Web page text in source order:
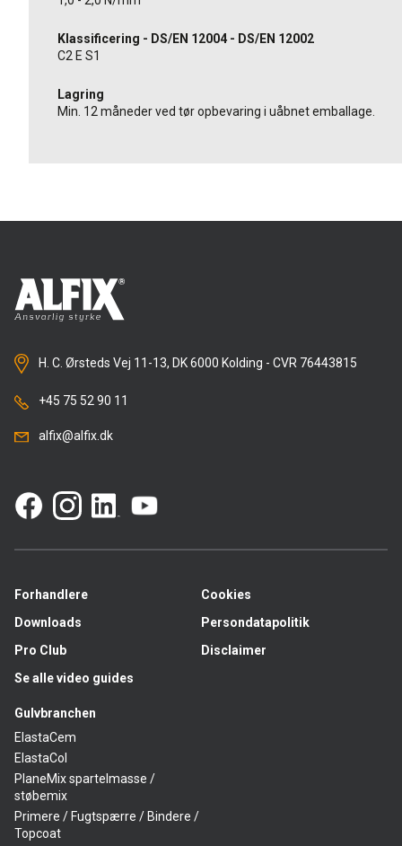
Klassificering - DS/EN 12004 - DS/EN 12002
C2 E S1
Lagring
Min. 12 måneder ved tør opbevaring i uåbnet emballage.
H. C. Ørsteds Vej 11-13, DK 6000 Kolding - CVR 76443815
+45 75 52 90 11
alfix@alfix.dk
Forhandlere
Downloads
Pro Club
Se alle video guides
Gulvbranchen
ElastaCem
ElastaCol
PlaneMix spartelmasse /
støbemix
Primere / Fugtspærre / Bindere /
Topcoat
Cookies
Persondatapolitik
Disclaimer